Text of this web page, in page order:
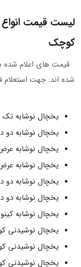
لیست قیمت
کوچک
قیمت‌ های اعلام‌ شده
شده‌ اند. جهت
یخچال نوشابه تک درب:
یخچال نوشابه دو درب:
یخچال نوشابه عرض 60: 46,500,000
یخچال نوشابه عرض 70: 47,500,000
یخچال نوشابه دو درب 60 سانتی:
یخچال نوشابه دو درب 70 سانتی:
یخچال نوشابه کینو تک درب:
یخچال نوشیدنی کوچک 3 فوت:
یخچال نوشیدنی کوچک 5 فوت:
یخچال نوشیدنی کوچک 7 فوت: